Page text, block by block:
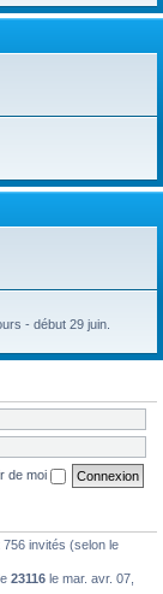
- début 29 juin.
de moi
invités (selon le
23116 le mar. avr. 07,